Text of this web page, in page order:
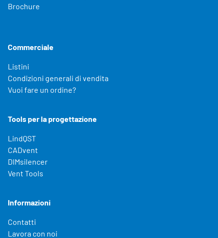
Brochure
Commerciale
Listini
Condizioni generali di vendita
Vuoi fare un ordine?
Tools per la progettazione
LindQST
CADvent
DIMsilencer
Vent Tools
Informazioni
Contatti
Lavora con noi